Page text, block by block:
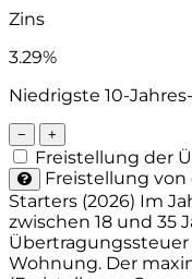
Zins
3.29%
Niedrigste 10-
− +
Freistellung der
Freistellung
Starters (2026) Im
zwischen 18 und 35
Wohnung. Der